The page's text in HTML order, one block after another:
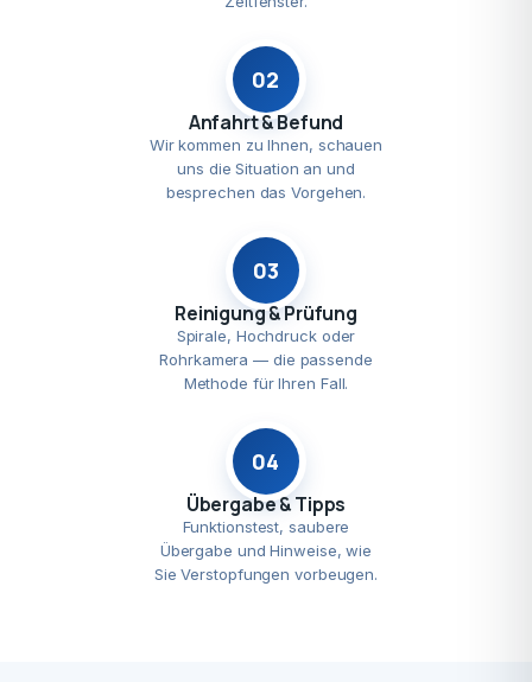
02
Anfahrt & Befund
Wir kommen zu Ihnen, schauen
uns die Situation an und
besprechen das Vorgehen.
03
Reinigung & Prüfung
Spirale, Hochdruck oder
Rohrkamera — die passende
Methode für Ihren Fall.
04
Übergabe & Tipps
Funktionstest, saubere
Übergabe und Hinweise, wie
Sie Verstopfungen vorbeugen.